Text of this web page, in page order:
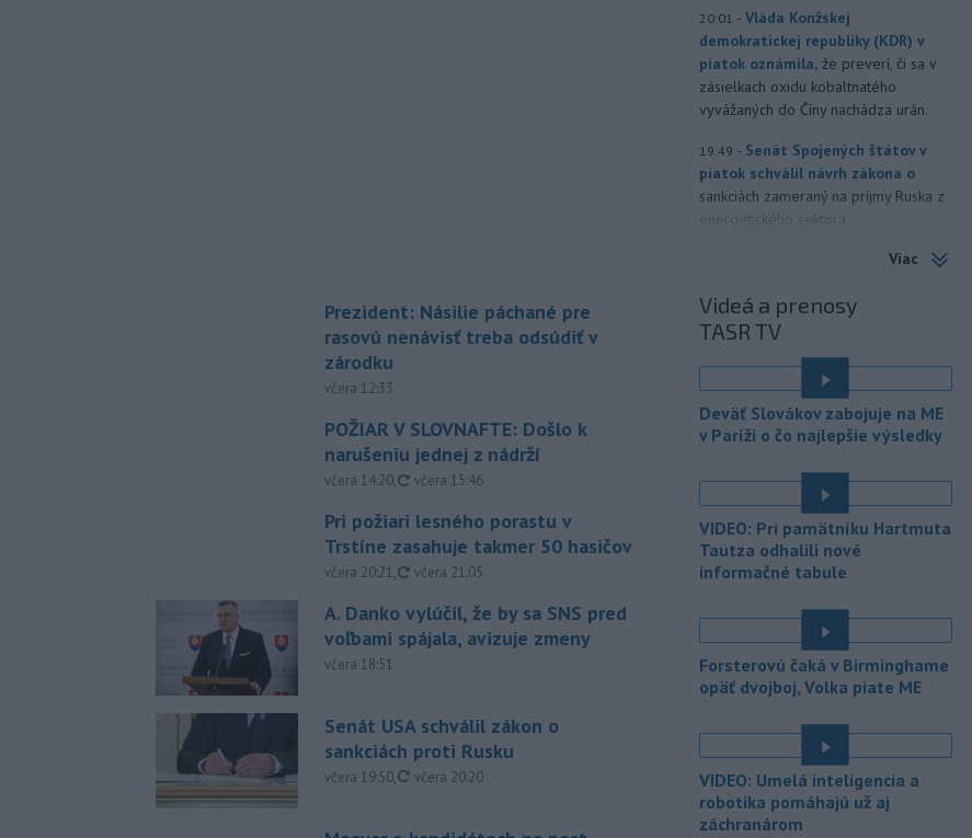
Prezident: Násilie páchané pre
rasovú nenávisť treba odsúdiť v
zárodku
včera 12:33
POŽIAR V SLOVNAFTE: Došlo k
narušeniu jednej z nádrží
včera 14:20, aktualizované
včera 15:46
Pri požiari lesného porastu v
Trstíne zasahuje takmer 50 hasičov
včera 20:21, aktualizované
včera 21:05
A. Danko vylúčil, že by sa SNS pred
voľbami spájala, avizuje zmeny
včera 18:51
Senát USA schválil zákon o
sankciách proti Rusku
včera 19:50, aktualizované
včera 20:20
20:01 - Vláda Konžskej
demokratickej republiky (KDR) v
piatok oznámila, že preverí, či sa v
zásielkach oxidu kobaltnatého
vyvážaných do Číny nachádza urán.
19:49 - Senát Spojených štátov v
piatok schválil návrh zákona o
sankciách zameraný na príjmy Ruska z
energetického sektora.
Slovenská polícia prispela k
ktorý sa podarilo ukončiť
právoplatným odsúdením páchateľa v
15:21 - Piatkový požiar v
bratislavskej rafinérii Slovnaft je
pod kontrolou.Príčina jeho vzniku
TASR to potvrdil hovorca rafinérie
Anton Molnár.
15:17 - Ministerstvo kultúry (MK) SR
upraví verziu opatrenia o
pôsobnosti rezortu.
14:17 -
V bratislavskej rafinérii
Slovnaft horí uskladnený ropný
produkt.
TASR o tom informovala
rafinéria s tým, že obyvateľom nehrozí
13:50 - Jedným zo zdravotných rizík
na festivale môže byť vyššia
Viac
Videá a prenosy
TASR TV
Deväť Slovákov zabojuje na ME
v Paríži o čo najlepšie výsledky
VIDEO: Pri pamätníku Hartmuta
Tautza odhalili nové
informačné tabule
Forsterovú čaká v Birminghame
opäť dvojboj, Volka piate ME
VIDEO: Umelá inteligencia a
robotika pomáhajú už aj
záchranárom